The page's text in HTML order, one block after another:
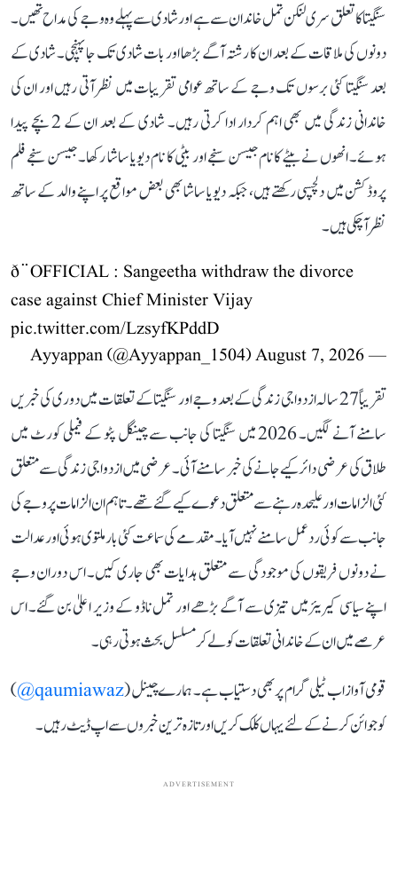
سنگیتا کا تعلق سری لنکن تمل خاندان سے ہے اور شادی سے پہلے وہ وجے کی مداح تھیں۔
دونوں کی ملاقات کے بعد ان کا رشتہ آگے بڑھا اور بات شادی تک جا پہنچی۔ شادی کے
بعد سنگیتا کئی برسوں تک وجے کے ساتھ عوامی تقریبات میں نظر آتی رہیں اور ان کی
خاندانی زندگی میں بھی اہم کردار ادا کرتی رہیں۔ شادی کے بعد ان کے 2 بچے پیدا
ہوئے۔ انھوں نے بیٹے کا نام جیسن سنجے اور بیٹی کا نام دیویا ساشا رکھا۔ جیسن سنجے فلم
پروڈکشن میں دلچسپی رکھتے ہیں، جبکہ دیویا ساشا بھی بعض مواقع پر اپنے والد کے ساتھ
نظر آ چکی ہیں۔
ð¨OFFICIAL : Sangeetha withdraw the divorce
case against Chief Minister Vijay
pic.twitter.com/LzsyfKPddD
— Ayyappan (@Ayyappan_1504)
August 7, 2026
تقریباً 27 سالہ ازدواجی زندگی کے بعد وجے اور سنگیتا کے تعلقات میں دوری کی خبریں
سامنے آنے لگیں۔ 2026 میں سنگیتا کی جانب سے چینگل پٹو کے فیملی کورٹ میں
طلاق کی عرضی دائر کیے جانے کی خبر سامنے آئی۔ عرضی میں ازدواجی زندگی سے متعلق
کئی الزامات اور علیحدہ رہنے سے متعلق دعوے کیے گئے تھے۔ تاہم ان الزامات پر وجے کی
جانب سے کوئی ردعمل سامنے نہیں آیا۔ مقدمے کی سماعت کئی بار ملتوی ہوئی اور عدالت
نے دونوں فریقوں کی موجودگی سے متعلق ہدایات بھی جاری کیں۔ اس دوران وجے
اپنے سیاسی کیریئر میں تیزی سے آگے بڑھے اور تمل ناڈو کے وزیر اعلیٰ بن گئے۔ اس
عرصے میں ان کے خاندانی تعلقات کو لے کر مسلسل بحث ہوتی رہی۔
قومی آواز اب ٹیلی گرام پر بھی دستیاب ہے۔ ہمارے چینل (qaumiawaz@
)
کو جوائن کرنے کے لئے یہاں کلک کریں اور تازہ ترین خبروں سے اپ ڈیٹ رہیں۔
ADVERTISEMENT